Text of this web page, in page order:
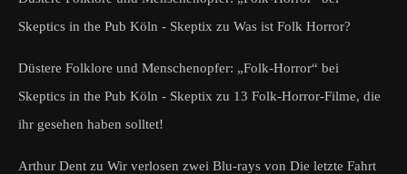
Skeptics in the Pub Köln - Skeptix zu Was ist Folk Horror?
Düstere Folklore und Menschenopfer: „Folk-Horror“ bei
Skeptics in the Pub Köln - Skeptix zu 13 Folk-Horror-Filme, die
ihr gesehen haben solltet!
Arthur Dent zu Wir verlosen zwei Blu-rays von Die letzte Fahrt